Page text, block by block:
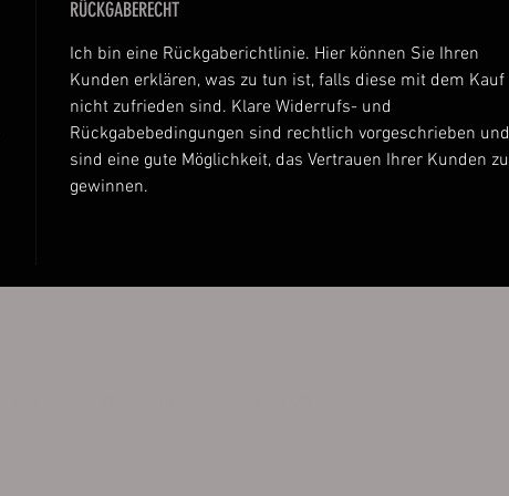
RÜCKGABERECHT
Ich bin eine Rückgaberichtlinie. Hier können Sie Ihren
Kunden erklären, was zu tun ist, falls diese mit dem Kauf
nicht zufrieden sind. Klare Widerrufs- und
Rückgabebedingungen sind rechtlich vorgeschrieben und
sind eine gute Möglichkeit, das Vertrauen Ihrer Kunden zu
gewinnen.